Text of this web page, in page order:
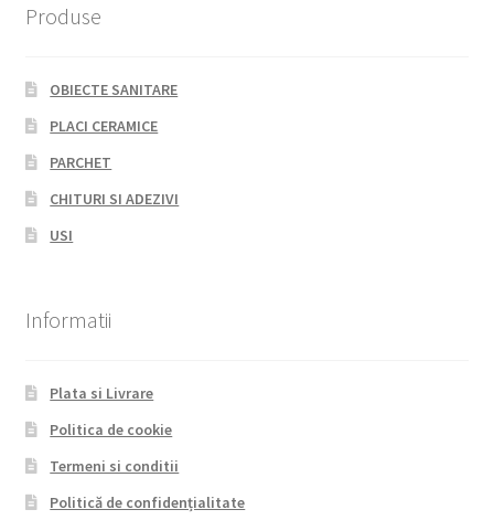
Produse
OBIECTE SANITARE
PLACI CERAMICE
PARCHET
CHITURI SI ADEZIVI
USI
Informatii
Plata si Livrare
Politica de cookie
Termeni si conditii
Politică de confidențialitate